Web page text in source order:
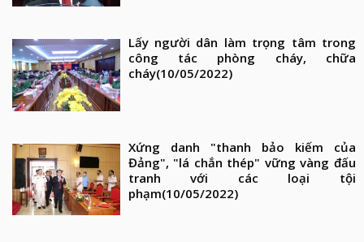
Lấy người dân làm trọng tâm trong
công tác phòng cháy, chữa
cháy(10/05/2022)
Xứng danh "thanh bảo kiếm của
Đảng", "lá chắn thép" vững vàng đấu
tranh với các loại tội
phạm(10/05/2022)